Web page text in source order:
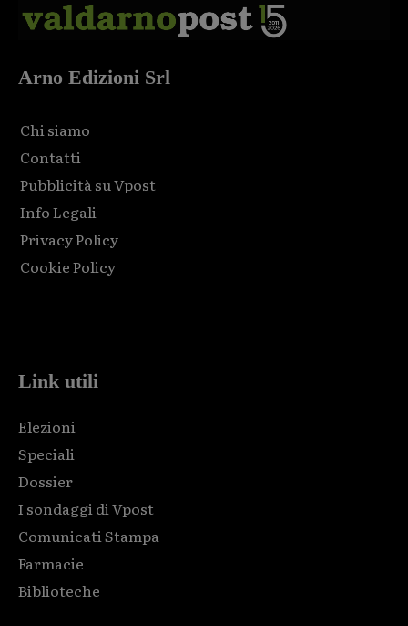
Arno Edizioni Srl
Chi siamo
Contatti
Pubblicità su Vpost
Info Legali
Privacy Policy
Cookie Policy
Link utili
Elezioni
Speciali
Dossier
I sondaggi di Vpost
Comunicati Stampa
Farmacie
Biblioteche